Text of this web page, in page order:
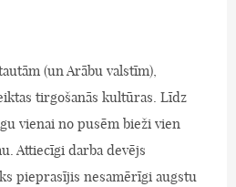
(un Arābu valstīm),
tirgošanās kultūras. Līdz
vienai no pusēm bieži vien
Attiecīgi darba devējs
pieprasījis nesamērīgi augstu